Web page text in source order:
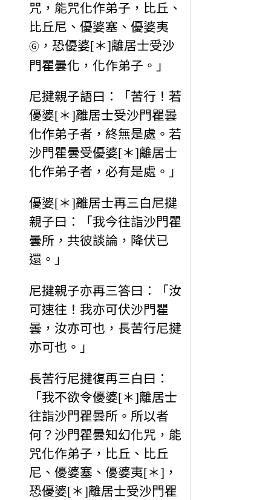
咒，能咒化作弟子，比丘、
比丘尼、優婆塞、優婆夷
Ⓖ ，恐優婆[＊]離居士受沙
門瞿曇化，化作弟子。」
尼揵親子語曰：「苦行！若
優婆[＊]離居士受沙門瞿曇
化作弟子者，終無是處。若
沙門瞿曇受優婆[＊]離居士
化作弟子者，必有是處。」
優婆[＊]離居士再三白尼揵
親子曰：「我今往詣沙門瞿
曇所，共彼談論，降伏已
還。」
尼揵親子亦再三答曰：「汝
可速往！我亦可伏沙門瞿
曇，汝亦可也，長苦行尼揵
亦可也。」
長苦行尼揵復再三白曰：
「我不欲令優婆[＊]離居士
往詣沙門瞿曇所。所以者
何？沙門瞿曇知幻化咒，能
咒化作弟子，比丘、比丘
尼、優婆塞、優婆夷[＊]，
恐優婆[＊]離居士受沙門瞿